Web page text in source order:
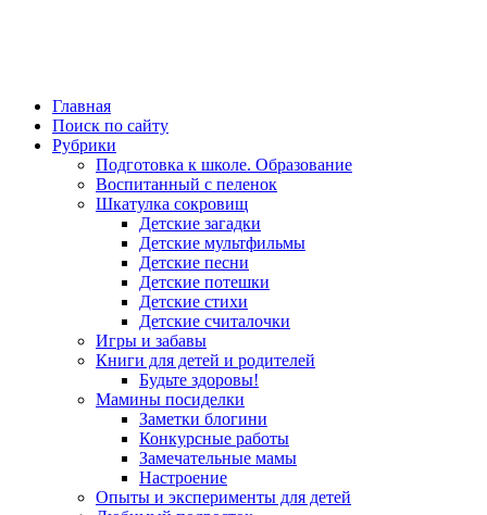
Главная
Поиск по сайту
Рубрики
Подготовка к школе. Образование
Воспитанный с пеленок
Шкатулка сокровищ
Детские загадки
Детские мультфильмы
Детские песни
Детские потешки
Детские стихи
Детские считалочки
Игры и забавы
Книги для детей и родителей
Будьте здоровы!
Мамины посиделки
Заметки блогини
Конкурсные работы
Замечательные мамы
Настроение
Опыты и эксперименты для детей